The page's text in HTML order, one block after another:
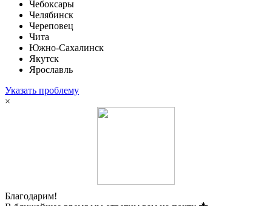
Чебоксары
Челябинск
Череповец
Чита
Южно-Сахалинск
Якутск
Ярославль
Указать проблему
×
Благодарим!